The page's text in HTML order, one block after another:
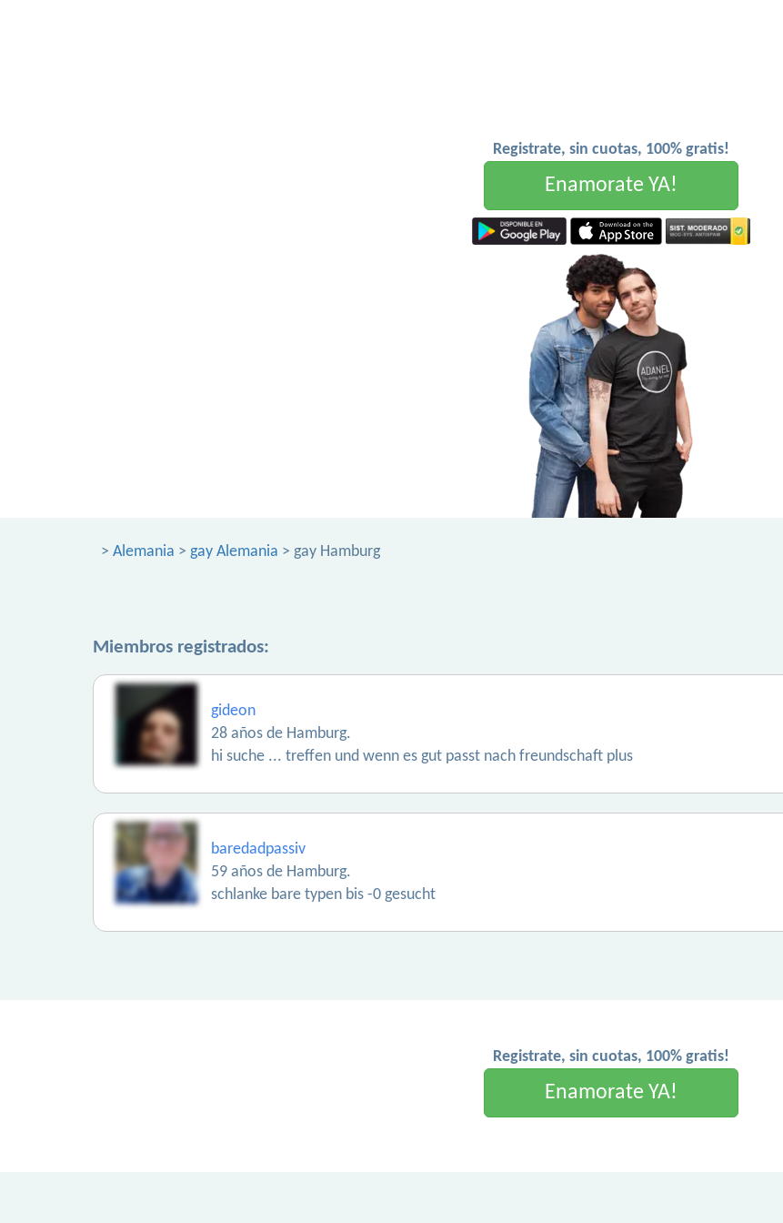
Registrate, sin cuotas, 100% gratis!
Enamorate YA!
> Alemania > gay Alemania > gay Hamburg
Miembros registrados:
gideon
28 años de Hamburg.
hi suche ... treffen und wenn es gut passt nach freundschaft plus
baredadpassiv
59 años de Hamburg.
schlanke bare typen bis -0 gesucht
Registrate, sin cuotas, 100% gratis!
Enamorate YA!